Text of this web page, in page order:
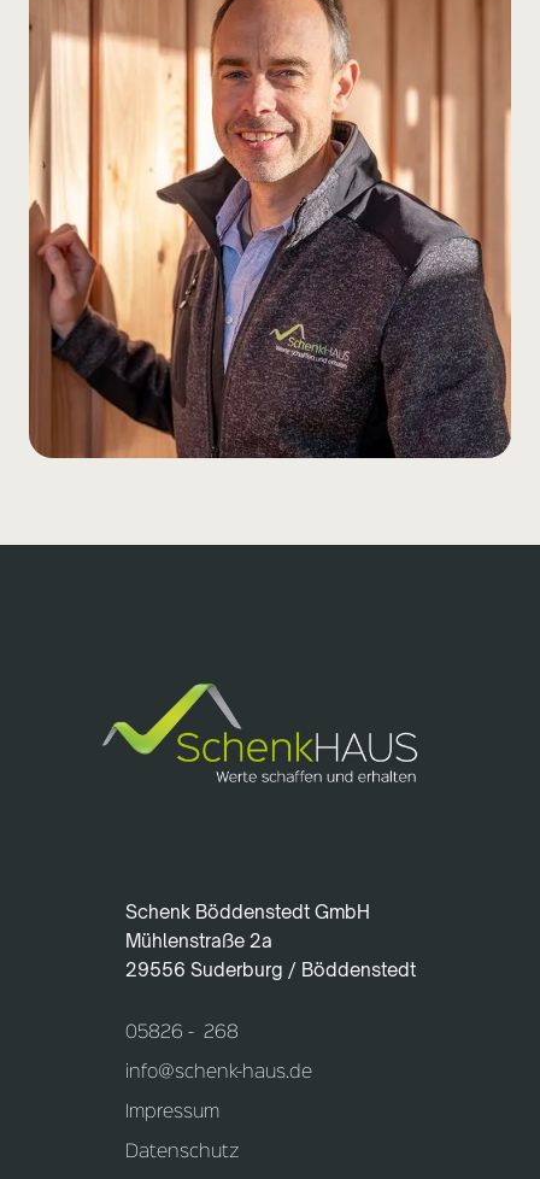
Schenk Böddenstedt GmbH
Mühlenstraße 2a
29556 Suderburg / Böddenstedt
05826 - 268
info@schenk-haus.de
Impressum
Datenschutz